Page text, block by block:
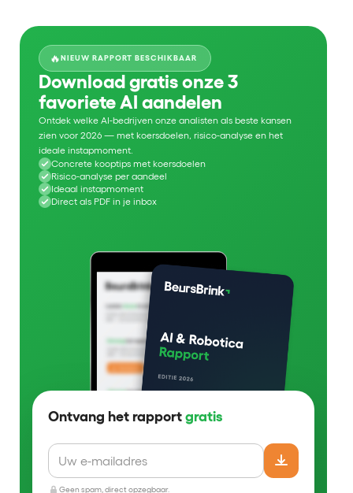
🔥NIEUW RAPPORT BESCHIKBAAR
Download gratis onze 3
favoriete AI aandelen
Ontdek welke AI-bedrijven onze analisten als beste kansen
zien voor 2026 — met koersdoelen, risico-analyse en het
ideale instapmoment.
Concrete kooptips met koersdoelen
Risico-analyse per aandeel
Ideaal instapmoment
Direct als PDF in je inbox
Ontvang het rapport gratis
Geen spam, direct opzegbaar.